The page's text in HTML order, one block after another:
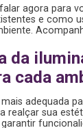
agora para
e como
da
cada
adequada
realçar sua